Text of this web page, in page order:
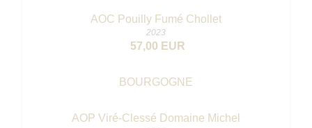
AOC Pouilly Fumé Chollet
2023
57,00 EUR
BOURGOGNE
AOP Viré-Clessé Domaine Michel